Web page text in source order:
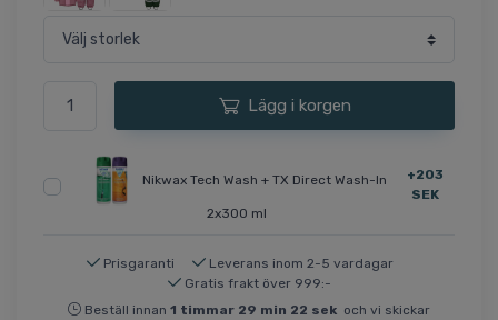
Lägg i korgen
Nikwax Tech Wash + TX Direct Wash-In
2x300 ml
+203
SEK
Prisgaranti
Leverans inom 2-5 vardagar
Gratis frakt över 999:-
Beställ innan 1 timmar 29 min 22 sek och vi skickar